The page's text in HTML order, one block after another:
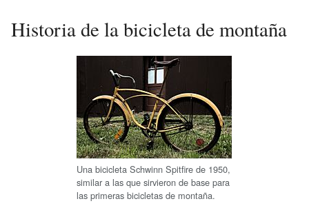
Historia de la bicicleta de montaña
Una bicicleta Schwinn Spitfire de 1950,
similar a las que sirvieron de base para
las primeras bicicletas de montaña.